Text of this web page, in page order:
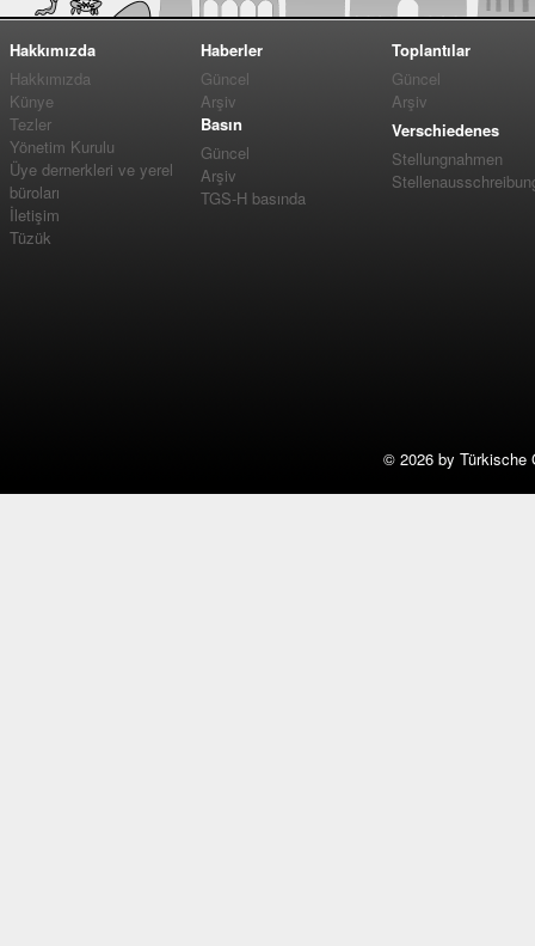
Hakkımızda
Hakkımızda
Künye
Tezler
Yönetim Kurulu
Üye dernerkleri ve yerel
büroları
İletişim
Tüzük
Haberler
Güncel
Arşiv
Basın
Güncel
Arşiv
TGS-H basında
Toplantılar
Güncel
Arşiv
Verschiedenes
Stellungnahmen
© 2026 by Türkische